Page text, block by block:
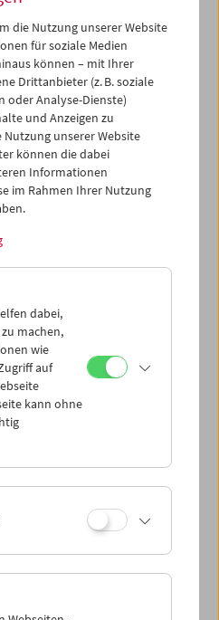
die Nutzung unserer Website
für soziale Medien
können – mit Ihrer
Drittanbieter (z. B. soziale
oder Analyse-Dienste)
und Anzeigen zu
unserer Website
können die dabei
Informationen
im Rahmen Ihrer Nutzung
dabei,
machen,
wie
auf
kann ohne